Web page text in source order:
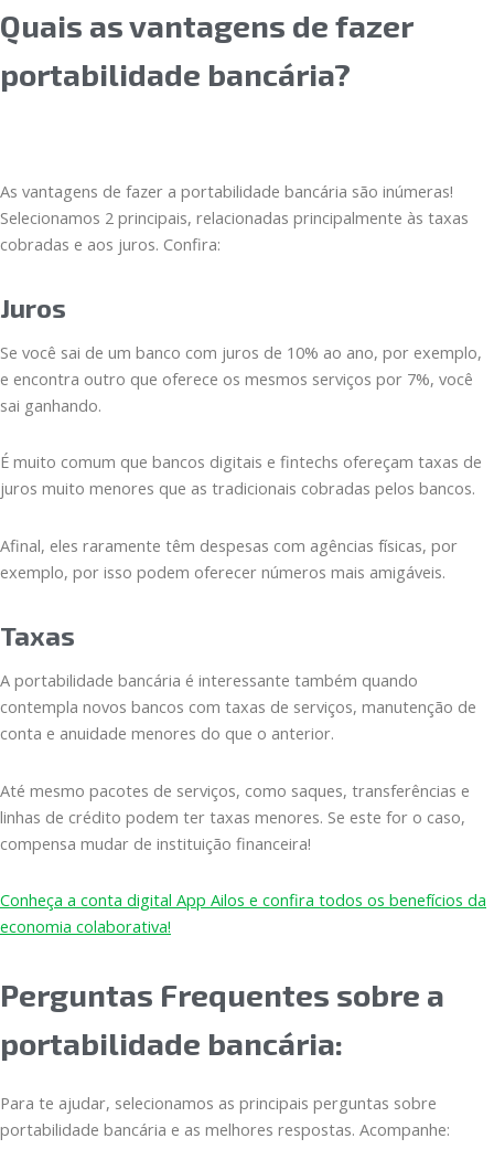
Quais as vantagens de fazer
portabilidade bancária?
As vantagens de fazer a portabilidade bancária são inúmeras!
Selecionamos 2 principais, relacionadas principalmente às taxas
cobradas e aos juros. Confira:
Juros
Se você sai de um banco com juros de 10% ao ano, por exemplo,
e encontra outro que oferece os mesmos serviços por 7%, você
sai ganhando.
É muito comum que bancos digitais e fintechs ofereçam taxas de
juros muito menores que as tradicionais cobradas pelos bancos.
Afinal, eles raramente têm despesas com agências físicas, por
exemplo, por isso podem oferecer números mais amigáveis.
Taxas
A portabilidade bancária é interessante também quando
contempla novos bancos com taxas de serviços, manutenção de
conta e anuidade menores do que o anterior.
Até mesmo pacotes de serviços, como saques, transferências e
linhas de crédito podem ter taxas menores. Se este for o caso,
compensa mudar de instituição financeira!
Conheça a conta digital App Ailos e confira todos os benefícios da
economia colaborativa!
Perguntas Frequentes sobre a
portabilidade bancária:
Para te ajudar, selecionamos as principais perguntas sobre
portabilidade bancária e as melhores respostas. Acompanhe: